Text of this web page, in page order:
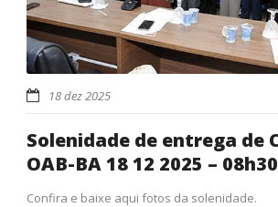
18 dez 2025
Solenidade de entrega de
OAB-BA 18 12 2025 – 08h30
Confira e baixe aqui fotos da solenidade.